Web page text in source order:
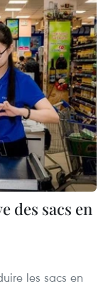
des sacs en
les sacs en